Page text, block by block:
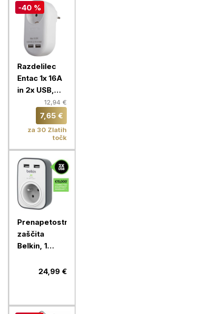
-40 %
Razdelilec
Entac 1x 16A
in 2x USB,
12,94 €
7,65 €
za 30 Zlatih
točk
Prenapetostna
zaščita
Belkin, 1
2,4A USB24,99 €